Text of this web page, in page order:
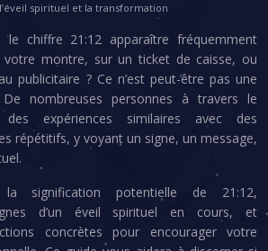
spirituel et la transformation
le chiffre 21:12 apparaître fréquemment
votre montre, sur un ticket de caisse, ou
publicitaire ? Ce n’est peut-être pas une
De nombreuses personnes à travers le
expériences similaires avec des
répétitifs, y voyant un signe, un message,
la signification potentielle de 21:12,
d’un éveil spirituel en cours, et
concrètes pour encourager votre